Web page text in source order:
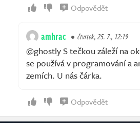
Odpovědět
amhrac čtvrtek, 25. 7., 12:19
@ghostly S tečkou záleží na
se používá v programování a
zemích. U nás čárka.
Odpovědět